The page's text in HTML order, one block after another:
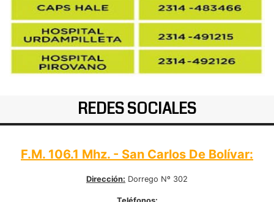
REDES SOCIALES
F.M. 106.1 Mhz. - San Carlos De Bolívar:
Dirección: Dorrego Nº 302